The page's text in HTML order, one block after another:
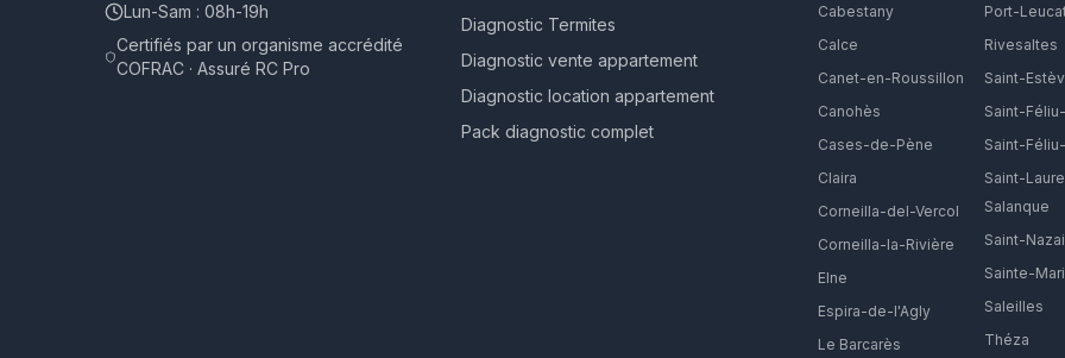
Lun-Sam : 08h-19h
Certifiés par un organisme accrédité
COFRAC · Assuré RC Pro
Diagnostic Termites
Diagnostic vente appartement
Diagnostic location appartement
Pack diagnostic complet
Cabestany
Calce
Canet-en-Roussillon
Canohès
Cases-de-Pène
Claira
Corneilla-del-Vercol
Corneilla-la-Rivière
Elne
Espira-de-l'Agly
Le Barcarès
Port-
Rivesaltes
Saint-
Saint-
Saint-
Saint-
Salanque
Saint-
Sainte-
Saleilles
Théza